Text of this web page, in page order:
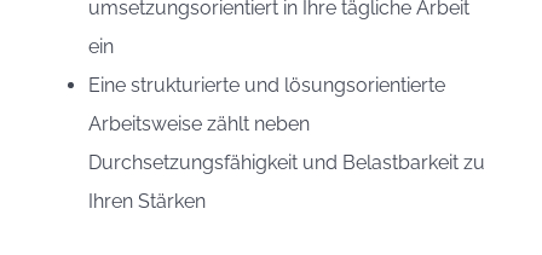
umsetzungsorientiert in Ihre tägliche Arbeit
ein
Eine strukturierte und lösungsorientierte
Arbeitsweise zählt neben
Durchsetzungsfähigkeit und Belastbarkeit zu
Ihren Stärken